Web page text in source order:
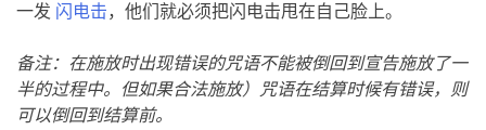
一发 闪电击，他们就必须把闪电击甩在自己脸上。
备注：在施放时出现错误的咒语不能被倒回到宣告施放了一
半的过程中。但如果合法施放）咒语在结算时候有错误，则
可以倒回到结算前。